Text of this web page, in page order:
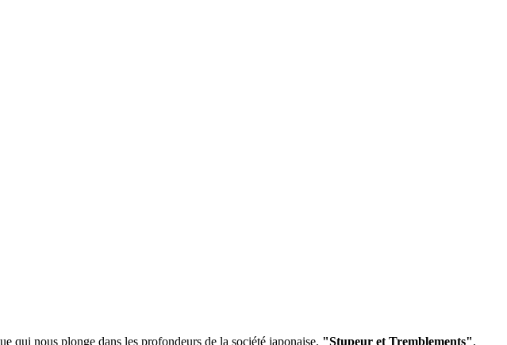
qui nous plonge dans les profondeurs de la société japonaise. "Stupeur et Tremblements",